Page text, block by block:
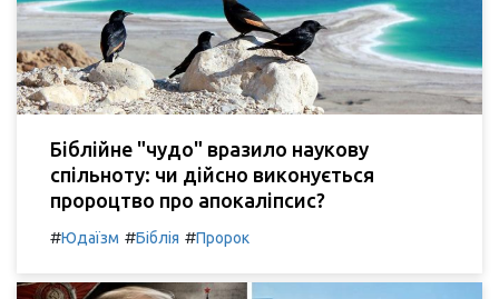
Біблійне "чудо" вразило наукову
спільноту: чи дійсно виконується
пророцтво про апокаліпсис?
#Юдаїзм #Біблія #Пророк